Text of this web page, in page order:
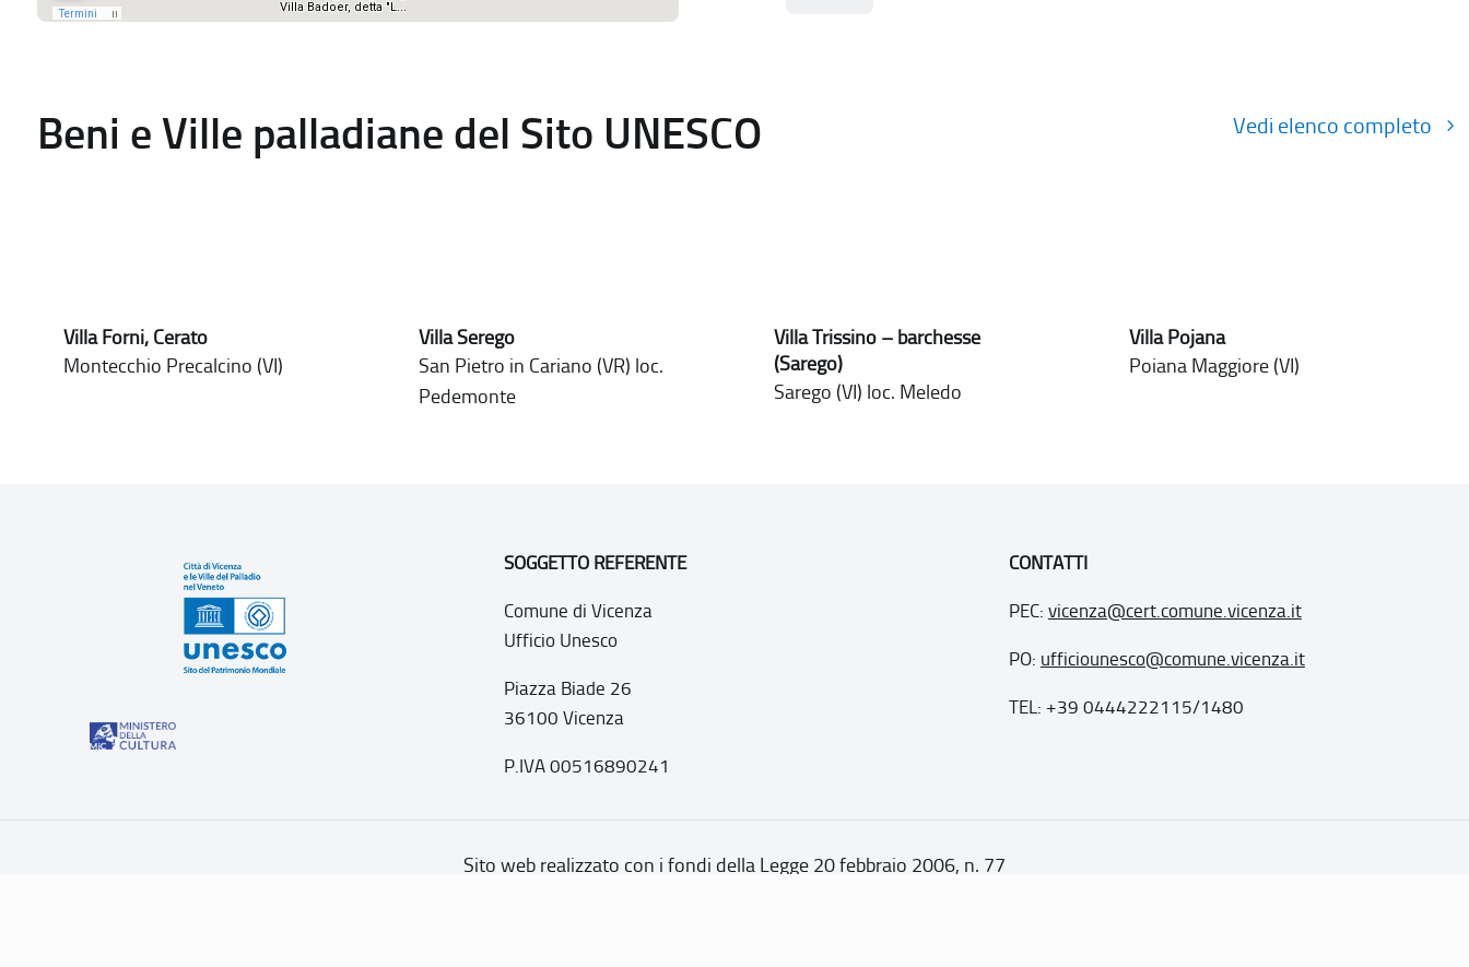
Beni e Ville palladiane del Sito UNESCO Vedi elenco completo
Villa Forni, Cerato
Montecchio Precalcino (VI)
Villa Serego
San Pietro in Cariano (VR) loc.
Pedemonte
Villa Trissino – barchesse
(Sarego)
Sarego (VI) loc. Meledo
Villa Pojana
Poiana Maggiore (VI)
SOGGETTO REFERENTE
Comune di Vicenza
Ufficio Unesco
Piazza Biade 26
36100 Vicenza
P.IVA 00516890241
CONTATTI
PEC: vicenza@cert.comune.vicenza.it
PO: ufficiounesco@comune.vicenza.it
TEL: +39 0444222115/1480
Sito web realizzato con i fondi della Legge 20 febbraio 2006, n. 77